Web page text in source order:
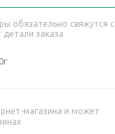
обязательно свяжутся с
детали заказа
магазина и может